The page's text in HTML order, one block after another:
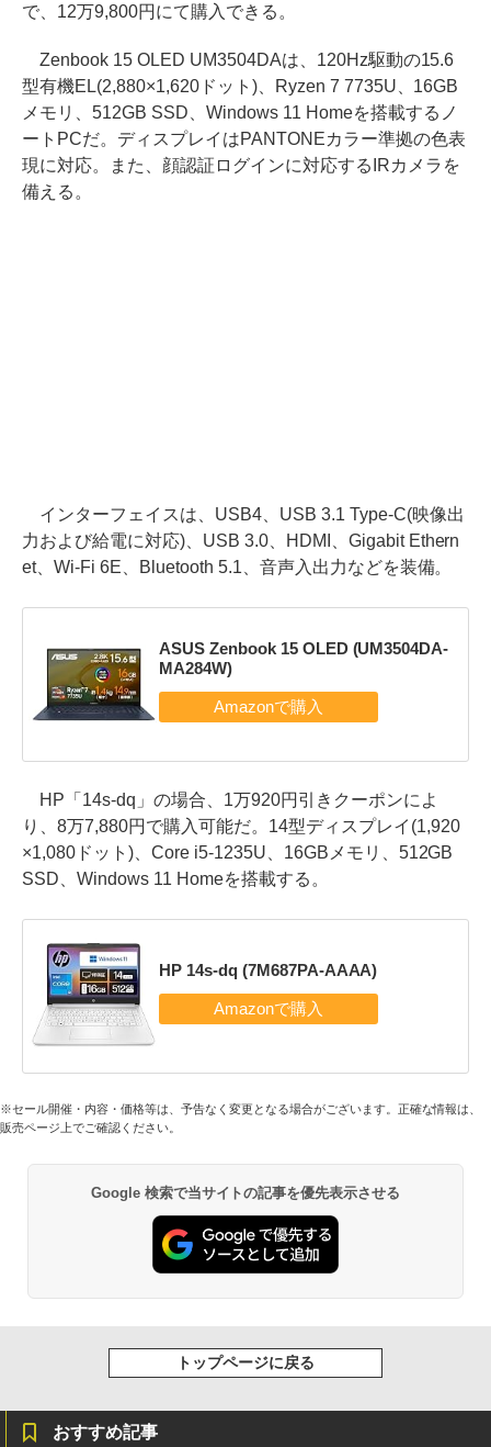
で、12万9,800円にて購入できる。
Zenbook 15 OLED UM3504DAは、120Hz駆動の15.6
型有機EL(2,880×1,620ドット)、Ryzen 7 7735U、16GB
メモリ、512GB SSD、Windows 11 Homeを搭載するノ
ートPCだ。ディスプレイはPANTONEカラー準拠の色表
現に対応。また、顔認証ログインに対応するIRカメラを
備える。
インターフェイスは、USB4、USB 3.1 Type-C(映像出
力および給電に対応)、USB 3.0、HDMI、Gigabit Ethern
et、Wi-Fi 6E、Bluetooth 5.1、音声入出力などを装備。
ASUS Zenbook 15 OLED (UM3504DA-
MA284W)
HP「14s-dq」の場合、1万920円引きクーポンによ
り、8万7,880円で購入可能だ。14型ディスプレイ(1,920
×1,080ドット)、Core i5-1235U、16GBメモリ、512GB
SSD、Windows 11 Homeを搭載する。
HP 14s-dq (7M687PA-AAAA)
※セール開催・内容・価格等は、予告なく変更となる場合がございます。正確な情報は、
販売ページ上でご確認ください。
Google 検索で当サイトの記事を優先表示させる
トップページに戻る
おすすめ記事